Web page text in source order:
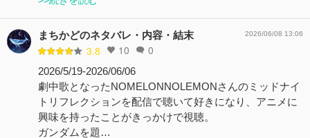
まちかどのネタバレ・内容・結末
3.8 10 0
2026/06/08 13:06
2026/5/19-2026/06/06
劇中歌となったNOMELONNOLEMONさんのミッドナイ
トリフレクションを配信で聴いて好きになり、アニメに
興味を持ったことがきっかけで視聴。
ガンダムを題…